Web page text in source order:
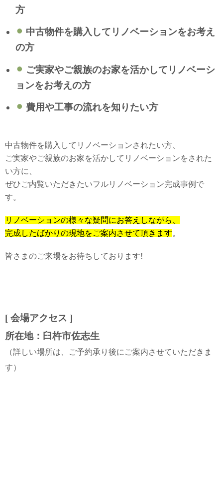
方
⚫︎ 中古物件を購入してリノベーションをお考え
の方
⚫︎ ご実家やご親族のお家を活かしてリノベーシ
ョンをお考えの方
⚫︎ 費用や工事の流れを知りたい方
中古物件を購入してリノベーションされたい方、
ご実家やご親族のお家を活かしてリノベーションをされた
い方に、
ぜひご内覧いただきたいフルリノベーション完成事例で
す。
リノベーションの様々な疑問にお答えしながら、
完成したばかりの現地をご案内させて頂きます。
皆さまのご来場をお待ちしております!
[ 会場アクセス ]
所在地：臼杵市佐志生
（詳しい場所は、ご予約承り後にご案内させていただきま
す）